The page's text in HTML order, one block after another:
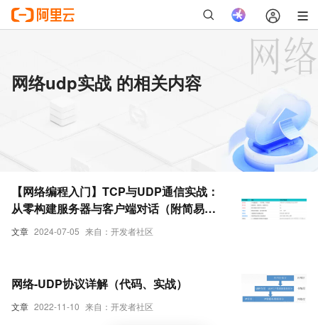
网络udp实战 的相关内容
文章 2024-07-05 来自：开发者社区
【网络编程入门】TCP与UDP通信实战：
从零构建服务器与客户端对话（附简易源
码，新手友好！）
文章 2022-11-10 来自：开发者社区
网络-UDP协议详解（代码、实战）